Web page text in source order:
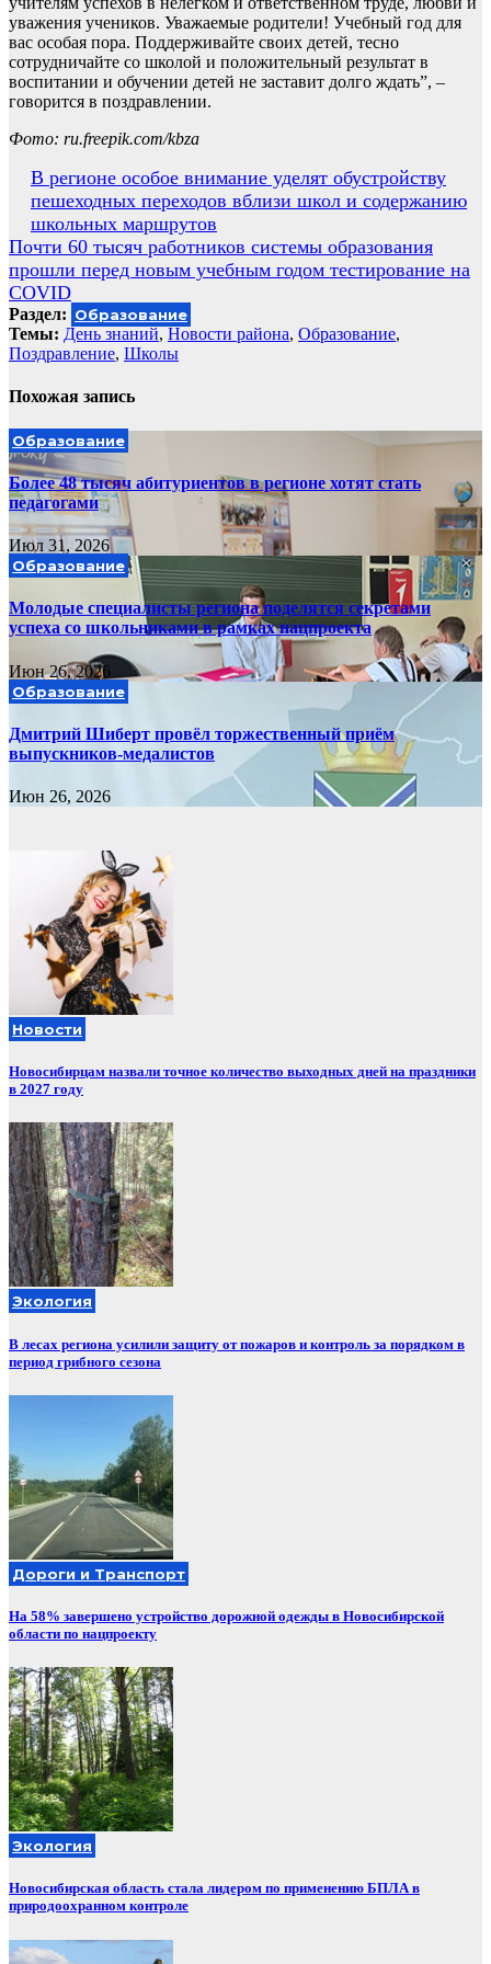
уважения учеников. Уважаемые родители! Учебный год для
вас особая пора. Поддерживайте своих детей, тесно
сотрудничайте со школой и положительный результат в
воспитании и обучении детей не заставит долго ждать”, –
говорится в поздравлении.
Фото: ru.freepik.com/kbza
Навигация
по
записям
В регионе особое внимание уделят обустройству
пешеходных переходов вблизи школ и содержанию
школьных маршрутов
Почти 60 тысяч работников системы образования
прошли перед новым учебным годом тестирование на
COVID
Раздел: Образование
Темы: День знаний, Новости района, Образование,
Поздравление, Школы
Похожая запись
Образование
Более 48 тысяч абитуриентов в регионе хотят стать
педагогами
Июл 31, 2026
Образование
Молодые специалисты региона поделятся секретами
успеха со школьниками в рамках нацпроекта
Июн 26, 2026
Образование
Дмитрий Шиберт провёл торжественный приём
выпускников-медалистов
Июн 26, 2026
Новости
Новосибирцам назвали точное количество выходных дней на праздники
в 2027 году
Экология
В лесах региона усилили защиту от пожаров и контроль за порядком в
период грибного сезона
Дороги и Транспорт
На 58% завершено устройство дорожной одежды в Новосибирской
области по нацпроекту
Экология
Новосибирская область стала лидером по применению БПЛА в
природоохранном контроле